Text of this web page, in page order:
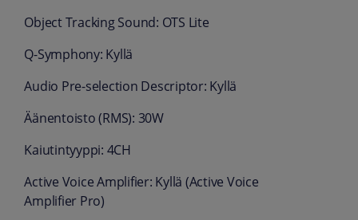
Object Tracking Sound: OTS Lite
Q-Symphony: Kyllä
Audio Pre-selection Descriptor: Kyllä
Äänentoisto (RMS): 30W
Kaiutintyyppi: 4CH
Active Voice Amplifier: Kyllä (Active Voice
Amplifier Pro)